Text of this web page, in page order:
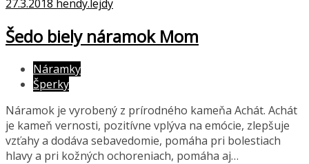
27.3.2018 hendy.lejdy
Šedo biely náramok Mom
Náramky
Šperky
Náramok je vyrobený z prírodného kameňa Achát. Achát
je kameň vernosti, pozitívne vplýva na emócie, zlepšuje
vzťahy a dodáva sebavedomie, pomáha pri bolestiach
hlavy a pri kožných ochoreniach, pomáha aj…